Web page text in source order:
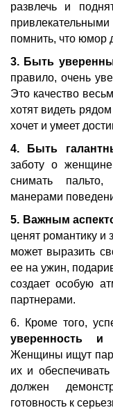
развлечь и
помнить, что юмор
3. Быть
правило, очень
Это качество
хотят видеть
хочет и умеет
4. Быть
заботу о
снимать пальто,
манерами
5. Важным
ценят романтику и
может выразить
ее на ужин,
создает особую
партнерами.
6. Кроме того,
уверенность и
Женщины ищут
их и
должен
готовность к